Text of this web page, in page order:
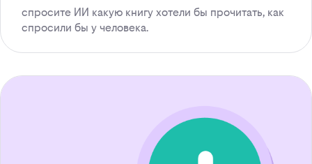
спросите ИИ какую книгу хотели бы прочитать, как
спросили бы у человека.